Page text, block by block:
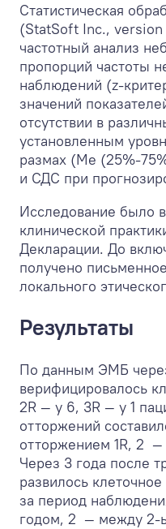
Статистическая
(StatSoft Inc.,
частотный анализ
пропорций частоты
наблюдений (z-
значений
отсутствии в
установленным
размах (Me (25%-
и СДС при
Исследование было
клинической
Декларации. До
получено
локального
Результаты
По данным ЭМБ
верифицировалось
2R — у 6, 3R — у 1
отторжений
отторжением 1R, 2 —
Через 3 года после
развилось
за период
годом, 2 — между